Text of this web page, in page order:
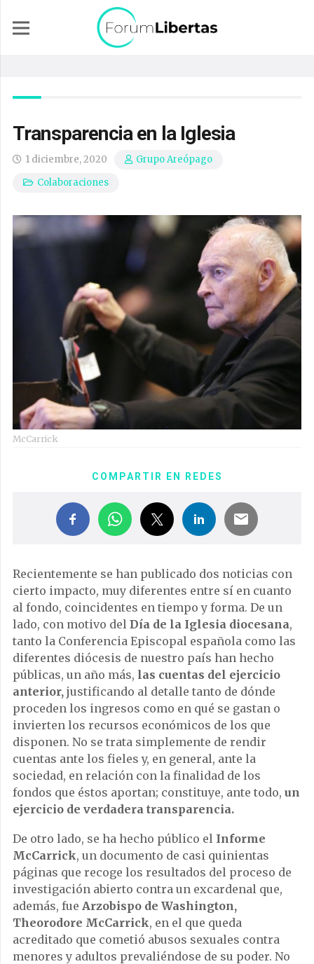
Transparencia en la Iglesia
1 diciembre, 2020
Grupo Areópago
Colaboraciones
McCarrick
COMPARTIR EN REDES
Recientemente se han publicado dos noticias con
cierto impacto, muy diferentes entre sí en cuanto
al fondo, coincidentes en tiempo y forma. De un
lado, con motivo del Día de la Iglesia diocesana,
tanto la Conferencia Episcopal española como las
diferentes diócesis de nuestro país han hecho
públicas, un año más, las cuentas del ejercicio
anterior, justificando al detalle tanto de dónde
proceden los ingresos como en qué se gastan o
invierten los recursos económicos de los que
disponen. No se trata simplemente de rendir
cuentas ante los fieles y, en general, ante la
sociedad, en relación con la finalidad de los
fondos que éstos aportan; constituye, ante todo, un
ejercicio de verdadera transparencia.
De otro lado, se ha hecho público el Informe
McCarrick, un documento de casi quinientas
páginas que recoge los resultados del proceso de
investigación abierto contra un excardenal que,
además, fue Arzobispo de Washington,
Theorodore McCarrick, en el que queda
acreditado que cometió abusos sexuales contra
menores y adultos prevaliéndose de su poder. No